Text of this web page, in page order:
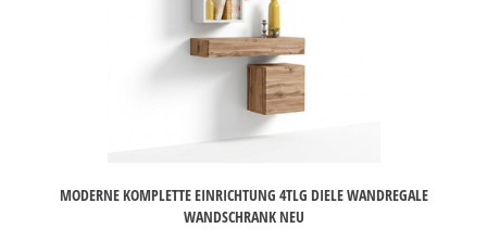
MODERNE KOMPLETTE EINRICHTUNG 4TLG DIELE WANDREGALE
WANDSCHRANK NEU